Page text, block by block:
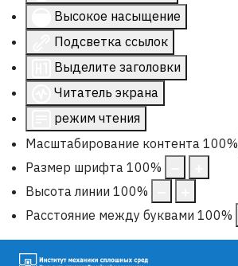
Высокое насыщение
Подсветка ссылок
Выделите заголовки
Читатель экрана
режим чтения
Масштабирование контента 100%
Размер шрифта 100%
Высота линии 100%
Расстояние между буквами 100%